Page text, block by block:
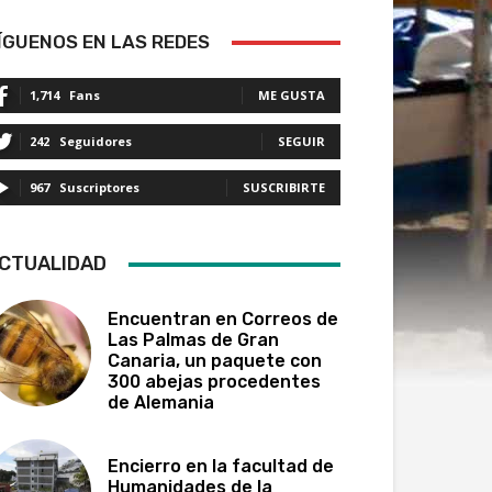
EN LAS REDES
1,714 Fans ME GUSTA
242 Seguidores SEGUIR
967 Suscriptores SUSCRIBIRTE
Encuentran en Correos de
Las Palmas de Gran
Canaria, un paquete con
300 abejas procedentes
de Alemania
Encierro en la facultad de
Humanidades de la